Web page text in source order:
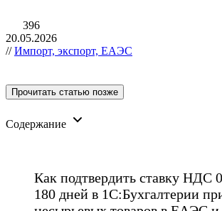
396
20.05.2026
//Импорт, экспорт, ЕАЭС
Прочитать статью позже
Содержание
Как подтвердить ставку НДС
180 дней в 1С:Бухгалтерии